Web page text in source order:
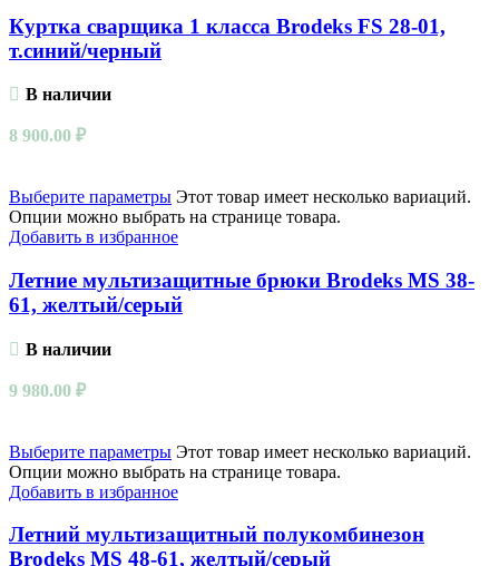
Куртка сварщика 1 класса Brodeks FS 28-01,
т.синий/черный
В наличии
8 900.00 ₽
Выберите параметры Этот товар имеет несколько вариаций.
Опции можно выбрать на странице товара.
Добавить в избранное
Летние мультизащитные брюки Brodeks MS 38-
61, желтый/серый
В наличии
9 980.00 ₽
Выберите параметры Этот товар имеет несколько вариаций.
Опции можно выбрать на странице товара.
Добавить в избранное
Летний мультизащитный полукомбинезон
Brodeks MS 48-61, желтый/серый